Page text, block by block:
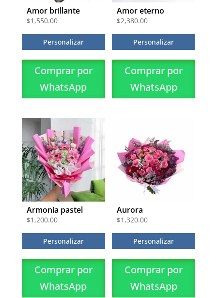
Amor brillante
$1,550.00
Personalizar
Comprar por
WhatsApp
Amor eterno
$2,380.00
Personalizar
Comprar por
WhatsApp
Armonia pastel
$1,200.00
Personalizar
Comprar por
WhatsApp
Aurora
$1,320.00
Personalizar
Comprar por
WhatsApp